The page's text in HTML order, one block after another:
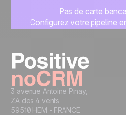
Pas de carte
Configurez votre pipeline
3 avenue Antoine Pinay,
ZA des 4 vents
59510 HEM - FRANCE